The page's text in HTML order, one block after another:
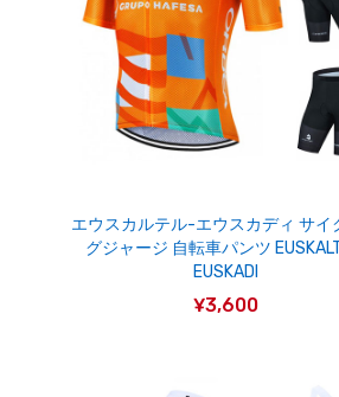
エウスカルテル-エウスカディ サイ
グジャージ 自転車パンツ
EUSKADI
¥3,600